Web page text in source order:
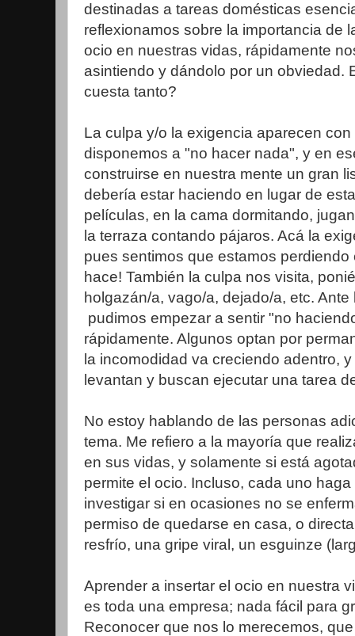
destinadas a tareas domésticas
reflexionamos sobre la importancia de
ocio en nuestras vidas, rápidamente
asintiendo y dándolo por un obviedad.
cuesta tanto?
La culpa y/o la exigencia aparecen
disponemos a "no hacer nada", y en
construirse en nuestra mente un gran
debería estar haciendo en lugar de
películas, en la cama dormitando,
la terraza contando pájaros. Acá la
pues sentimos que estamos perdiendo
hace! También la culpa nos visita,
holgazán/a, vago/a, dejado/a, etc.
pudimos empezar a sentir "no
rápidamente. Algunos optan por
la incomodidad va creciendo adentro,
levantan y buscan ejecutar una tarea
No estoy hablando de las personas
tema. Me refiero a la mayoría que
en sus vidas, y solamente si está
permite el ocio. Incluso, cada uno
investigar si en ocasiones no se
permiso de quedarse en casa, o
resfrío, una gripe viral, un esguinze
Aprender a insertar el ocio en nuestra
es toda una empresa; nada fácil para
Reconocer que nos lo merecemos,